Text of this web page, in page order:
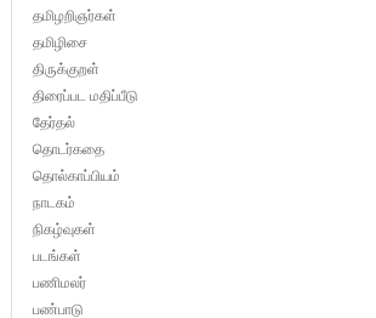
தமிழறிஞர்கள்
தமிழிசை
திருக்குறள்
திரைப்பட மதிப்பீடு
தேர்தல்
தொடர்கதை
தொல்காப்பியம்
நாடகம்
நிகழ்வுகள்
படங்கள்
பணிமலர்
பண்பாடு